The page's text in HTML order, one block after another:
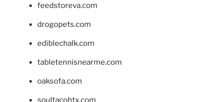
feedstoreva.com
drogopets.com
ediblechalk.com
tabletennisnearme.com
oaksofa.com
soultacohtx.com